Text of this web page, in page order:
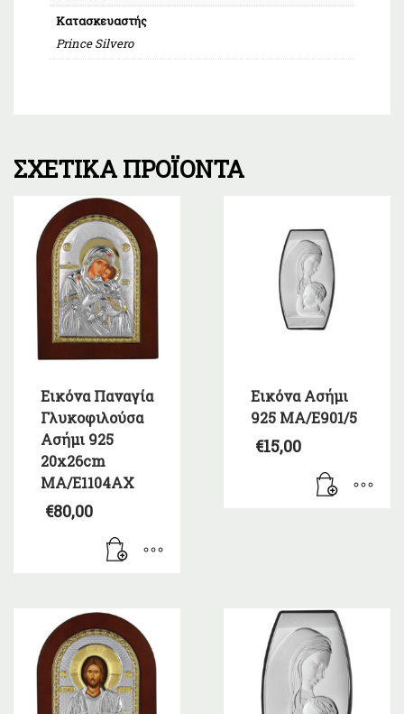
Κατασκευαστής
Prince Silvero
ΣΧΕΤΙΚΆ ΠΡΟΪΌΝΤΑ
Εικόνα Παναγία
Γλυκοφιλούσα
Ασήμι 925
20x26cm
MA/E1104AX
€80,00
Εικόνα Ασήμι
925 MA/E901/5
€15,00